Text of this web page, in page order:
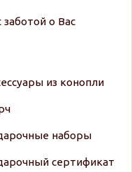
о Вас
из конопли
наборы
сертификат